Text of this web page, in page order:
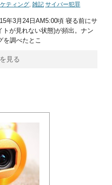
ティング, 雑記 サイバー犯罪
年3月24日AM5:00頃 寝る前にサ
が見れない状態)が頻出。ナン
調べたとこ
見る